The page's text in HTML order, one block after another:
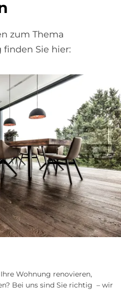
zum Thema
Sie hier:
Wohnung renovieren,
Bei uns sind Sie richtig – wir